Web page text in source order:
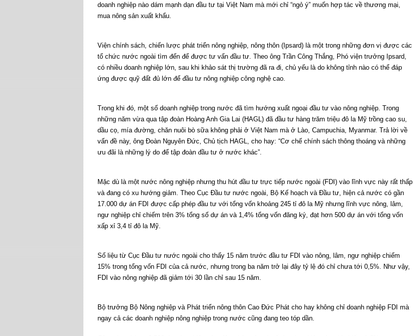
doanh nghiệp nào dám mạnh dạn đầu tư tại Việt Nam mà mới chỉ “ngỏ ý” muốn hợp tác về thương mại,
mua nông sản xuất khẩu.
Viện chính sách, chiến lược phát triển nông nghiệp, nông thôn (Ipsard) là một trong những đơn vị được các
tổ chức nước ngoài tìm đến để được tư vấn đầu tư. Theo ông Trần Công Thắng, Phó viện trưởng Ipsard,
có nhiều doanh nghiệp lớn, sau khi khảo sát thị trường đã ra đi, chủ yếu là do không tỉnh nào có thể đáp
ứng được quỹ đất đủ lớn để đầu tư nông nghiệp công nghệ cao.
Trong khi đó, một số doanh nghiệp trong nước đã tìm hướng xuất ngoại đầu tư vào nông nghiệp. Trong
những năm vừa qua tập đoàn Hoàng Anh Gia Lai (HAGL) đã đầu tư hàng trăm triệu đô la Mỹ trồng cao su,
dầu cọ, mía đường, chăn nuôi bò sữa không phải ở Việt Nam mà ở Lào, Campuchia, Myanmar. Trả lời về
vấn đề này, ông Đoàn Nguyên Đức, Chủ tịch HAGL, cho hay: “Cơ chế chính sách thông thoáng và những
ưu đãi là những lý do để tập đoàn đầu tư ở nước khác”.
Mặc dù là một nước nông nghiệp nhưng thu hút đầu tư trực tiếp nước ngoài (FDI) vào lĩnh vực này rất thấp
và đang có xu hướng giảm. Theo Cục Đầu tư nước ngoài, Bộ Kế hoạch và Đầu tư, hiện cả nước có gần
17.000 dự án FDI được cấp phép đầu tư với tổng vốn khoảng 245 tỉ đô la Mỹ nhưng lĩnh vực nông, lâm,
ngư nghiệp chỉ chiếm trên 3% tổng số dự án và 1,4% tổng vốn đăng ký, đạt hơn 500 dự án với tổng vốn
xấp xỉ 3,4 tỉ đô la Mỹ.
Số liệu từ Cục Đầu tư nước ngoài cho thấy 15 năm trước đầu tư FDI vào nông, lâm, ngư nghiệp chiếm
15% trong tổng vốn FDI của cả nước, nhưng trong ba năm trở lại đây tỷ lệ đó chỉ chưa tới 0,5%. Như vậy,
FDI vào nông nghiệp đã giảm tới 30 lần chỉ sau 15 năm.
Bộ trưởng Bộ Nông nghiệp và Phát triển nông thôn Cao Đức Phát cho hay không chỉ doanh nghiệp FDI mà
ngay cả các doanh nghiệp nông nghiệp trong nước cũng đang teo tóp dần.